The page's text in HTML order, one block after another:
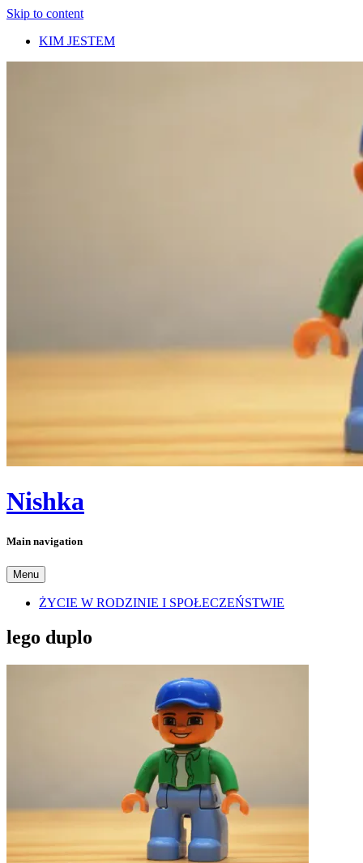
Skip to content
KIM JESTEM
Nishka
Main navigation
Menu
ŻYCIE W RODZINIE I SPOŁECZEŃSTWIE
lego duplo